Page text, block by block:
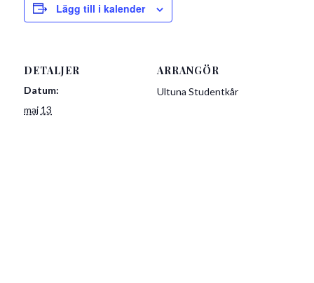
Lägg till i kalender
DETALJER
Datum:
maj 13
ARRANGÖR
Ultuna Studentkår